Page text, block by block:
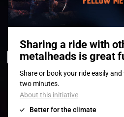
© 2008-2026- Apache Productions VZW
POLICY|CONDITIONS GÉNÉRALES
Contact:GENERAL| PARTNERSHIPS